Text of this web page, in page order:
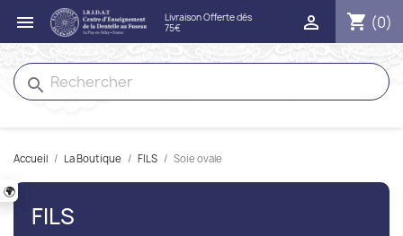
🌍
 shopping_cart (0)

search
Accueil La Boutique FILS Soie ovale
FILS